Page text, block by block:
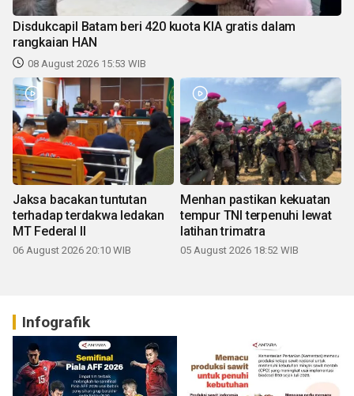
Disdukcapil Batam beri 420 kuota KIA gratis dalam
rangkaian HAN
08 August 2026 15:53 WIB
Jaksa bacakan tuntutan
terhadap terdakwa ledakan
MT Federal II
06 August 2026 20:10 WIB
Menhan pastikan kekuatan
tempur TNI terpenuhi lewat
latihan trimatra
05 August 2026 18:52 WIB
Infografik